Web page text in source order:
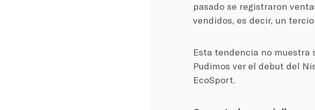
pasado se registraron
vendidos, es decir, un
Esta tendencia no muestra
Pudimos ver el debut del
EcoSport.